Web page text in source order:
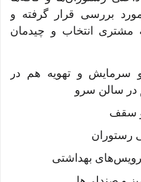
بررسی قرار گرفته و
انتخاب و چیدمان
سرمایش و تهویه هم در
در سالن سرو
و سقف
رستوران
بهداشتی